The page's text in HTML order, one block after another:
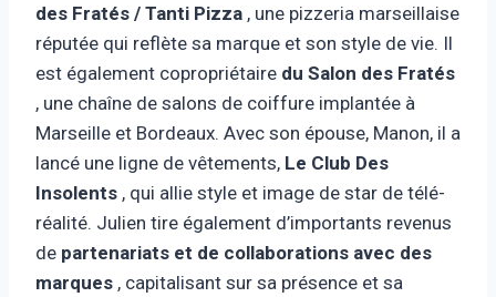
des Fratés / Tanti Pizza , une pizzeria marseillaise
réputée qui reflète sa marque et son style de vie. Il
est également copropriétaire du Salon des Fratés
, une chaîne de salons de coiffure implantée à
Marseille et Bordeaux. Avec son épouse, Manon, il a
lancé une ligne de vêtements, Le Club Des
Insolents , qui allie style et image de star de télé-
réalité. Julien tire également d’importants revenus
de partenariats et de collaborations avec des
marques , capitalisant sur sa présence et sa